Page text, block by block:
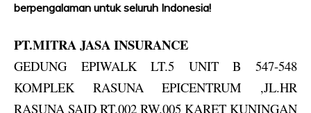
berpengalaman untuk seluruh Indonesia!
PT.MITRA JASA INSURANCE
GEDUNG EPIWALK LT.5 UNIT B 547-548
KOMPLEK RASUNA EPICENTRUM ,JL.HR
RASUNA SAID RT.002 RW.005 KARET KUNINGAN